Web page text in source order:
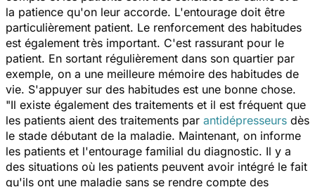
la patience qu'on leur accorde. L'entourage doit être
particulièrement patient. Le renforcement des habitudes
est également très important. C'est rassurant pour le
patient. En sortant régulièrement dans son quartier par
exemple, on a une meilleure mémoire des habitudes de
vie. S'appuyer sur des habitudes est une bonne chose.
"Il existe également des traitements et il est fréquent que
les patients aient des traitements par antidépresseurs dès
le stade débutant de la maladie. Maintenant, on informe
les patients et l'entourage familial du diagnostic. Il y a
des situations où les patients peuvent avoir intégré le fait
qu'ils ont une maladie sans se rendre compte des